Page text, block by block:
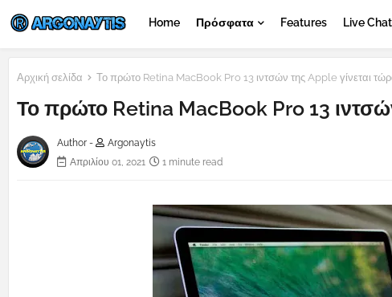
Home Πρόσφατα Features Live Chat
Αρχική σελίδα Το πρώτο Retina MacBook Pro 13 ιντσών της Apple γίνεται
Το πρώτο Retina MacBook Pro 13
Author -
Argonaytis
Απριλίου 01, 2021
1 minute read